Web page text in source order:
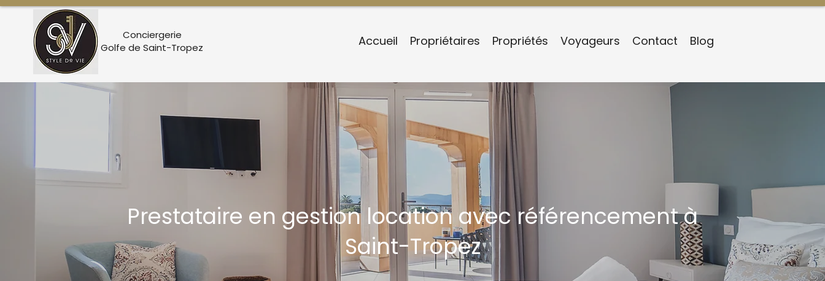
Conciergerie
Golfe de Saint-Tropez
Accueil Propriétaires Propriétés Voyageurs Contact Blog
Prestataire en gestion location avec référencement à
Saint-Tropez